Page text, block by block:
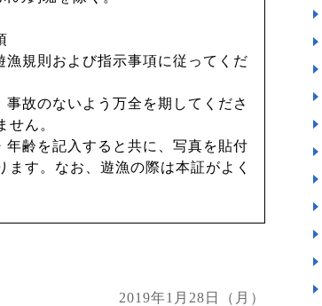
規則および指示事項に従ってくだ
故のないよう万全を期してくださ
ん。
齢を記入すると共に、写真を貼付
す。なお、遊漁の際は本証がよく
2019年1月28日（月）